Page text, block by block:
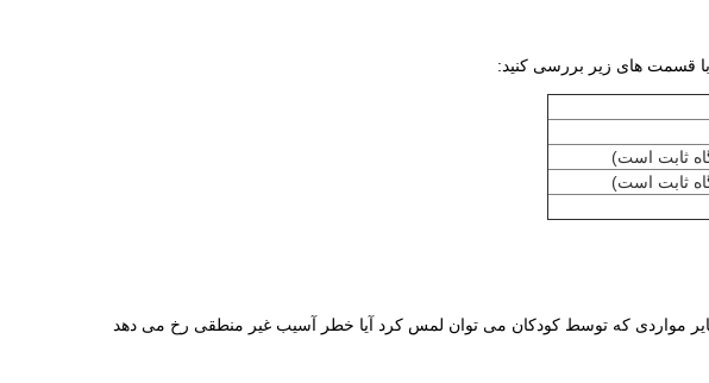
با قسمت های زیر بررسی کنید:
مواردی که توسط کودکان می توان لمس کرد آیا خطر آسیب غیر منطقی رخ می دهد